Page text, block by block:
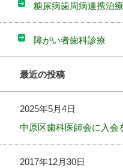
糖尿病歯周病連携治療
障がい者歯科診療
最近の投稿
2025年5月4日
中原区歯科医師会に入会
2017年12月30日